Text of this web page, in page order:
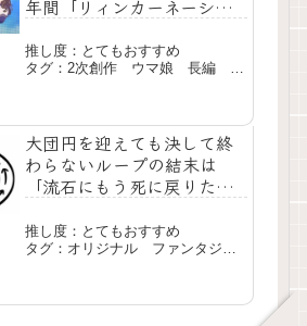
年間「リィンカーネーショ
ーがんばる‐」
推し度：とてもおすすめ
タグ：2次創作 ウマ娘 長編 完
大団円を迎えても決して終
わらないループの結末は
「流石にもう死に戻りたく
推し度：とてもおすすめ
タグ：オリジナル ファンタジ